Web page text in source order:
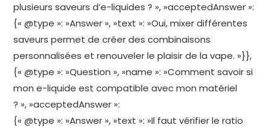
plusieurs saveurs d’e-liquides ? », »acceptedAnswer »:
{« @type »: »Answer », »text »: »Oui, mixer différentes
saveurs permet de créer des combinaisons
personnalisées et renouveler le plaisir de la vape. »}},
{« @type »: »Question », »name »: »Comment savoir si
mon e-liquide est compatible avec mon matériel
? », »acceptedAnswer »:
{« @type »: »Answer », »text »: »Il faut vérifier le ratio